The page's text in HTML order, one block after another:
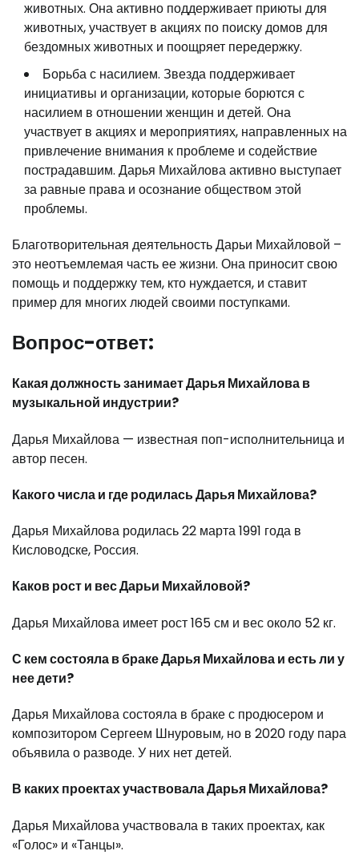
животных. Она активно поддерживает приюты для
животных, участвует в акциях по поиску домов для
бездомных животных и поощряет передержку.
Борьба с насилием. Звезда поддерживает
инициативы и организации, которые борются с
насилием в отношении женщин и детей. Она
участвует в акциях и мероприятиях, направленных на
привлечение внимания к проблеме и содействие
пострадавшим. Дарья Михайлова активно выступает
за равные права и осознание обществом этой
проблемы.
Благотворительная деятельность Дарьи Михайловой –
это неотъемлемая часть ее жизни. Она приносит свою
помощь и поддержку тем, кто нуждается, и ставит
пример для многих людей своими поступками.
Вопрос-ответ:
Какая должность занимает Дарья Михайлова в
музыкальной индустрии?
Дарья Михайлова — известная поп-исполнительница и
автор песен.
Какого числа и где родилась Дарья Михайлова?
Дарья Михайлова родилась 22 марта 1991 года в
Кисловодске, Россия.
Каков рост и вес Дарьи Михайловой?
Дарья Михайлова имеет рост 165 см и вес около 52 кг.
С кем состояла в браке Дарья Михайлова и есть ли у
нее дети?
Дарья Михайлова состояла в браке с продюсером и
композитором Сергеем Шнуровым, но в 2020 году пара
объявила о разводе. У них нет детей.
В каких проектах участвовала Дарья Михайлова?
Дарья Михайлова участвовала в таких проектах, как
«Голос» и «Танцы».